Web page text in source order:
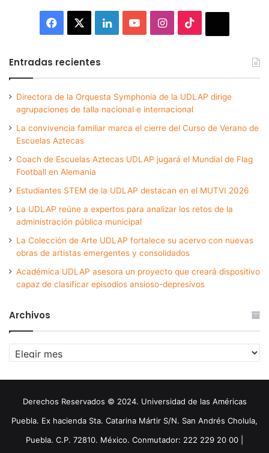
Facebook LinkedInYouTubeInstagram
Entradas recientes
Directora de la Orquesta Symphonia de la UDLAP dirige
agrupaciones de talla nacional e internacional
La convivencia familiar marca el cierre del Curso de Verano de
Escuelas Aztecas
Coach de Escuelas Aztecas UDLAP jugará el Mundial de Flag
Football en Alemania
Estudiantes STEM de la UDLAP destacan en el MUTVI 2026
La UDLAP reúne a expertos para analizar los retos de la
administración pública municipal
La Colección de Arte UDLAP fortalece su acervo con nuevas
obras de artistas emergentes y consolidados
Académica UDLAP asesora un proyecto que creará dispositivo
capaz de clasificar episodios ansioso-depresivos
Archivos
Archivos
Derechos Reservados © 2024. Universidad de las Américas
Puebla. Ex hacienda Sta. Catarina Mártir S/N. San Andrés Cholula,
Puebla. C.P. 72810. México. Conmutador: 222 229 20 00 |